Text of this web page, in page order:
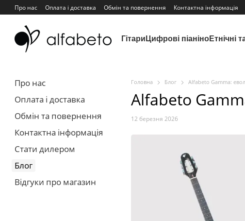
Перейти до основного контенту
Про нас Оплата і доставка Обмін та повернення Контактна інформація
Гітари Цифрові піаніноЕтнічні
Головна Блог Alfabeto Gamma:
Alfabeto
12 березня 2026
Про нас
Оплата і доставка
Обмін та повернення
Контактна інформація
Стати дилером
Блог
Відгуки про магазин